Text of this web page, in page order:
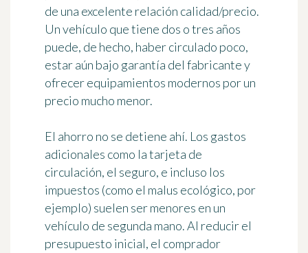
de una excelente relación calidad/precio.
Un vehículo que tiene dos o tres años
puede, de hecho, haber circulado poco,
estar aún bajo garantía del fabricante y
ofrecer equipamientos modernos por un
precio mucho menor.
El ahorro no se detiene ahí. Los gastos
adicionales como la tarjeta de
circulación, el seguro, e incluso los
impuestos (como el malus ecológico, por
ejemplo) suelen ser menores en un
vehículo de segunda mano. Al reducir el
presupuesto inicial, el comprador